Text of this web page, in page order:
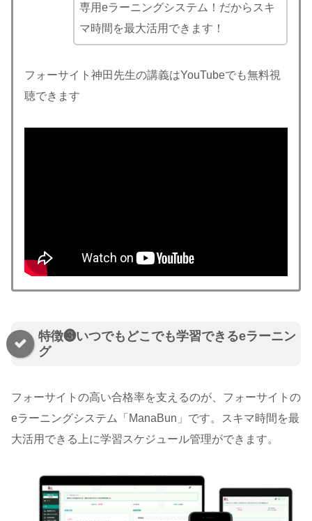
専用eラーニングシステム！だからスキ
マ時間を最大活用できます！
フォーサイト神田先生の講義はYouTubeでも無料視
聴できます
特徴❸いつでもどこでも学習できるeラーニン
グ
フォーサイトの高い合格率を支えるのが、フォーサイトの
eラーニングシステム「ManaBun」です。スキマ時間を最
大活用できる上に学習スケジュール管理ができます。